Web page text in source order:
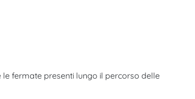
fermate presenti lungo il percorso delle